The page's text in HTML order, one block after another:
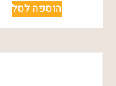
הוספה לסל